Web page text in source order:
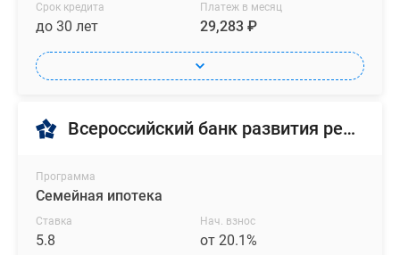
Срок кредита
до 30 лет
Платеж в месяц
29,283 ₽
Всероссийский банк развития регионов
Программа
Семейная ипотека
Ставка
5.8
Нач. взнос
от 20.1%